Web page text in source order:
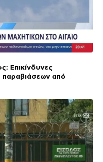
Επικίνδυνες
παραβιάσεων από